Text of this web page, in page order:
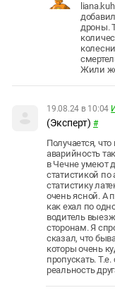
дроны.
Жили
19.08.24 в 10:04
(Эксперт) #
Получается, что
аварийность
в Чечне умеют
статистикой
статистику
очень ясной. А
как ехал по
водитель
сторонам. Я
сказал, что
которы очень
пропускать.
реальность